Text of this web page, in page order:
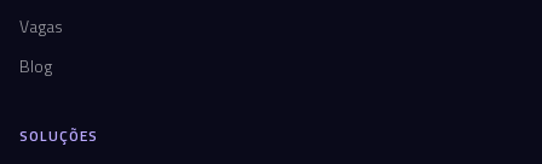
Vagas
Blog
SOLUÇÕES